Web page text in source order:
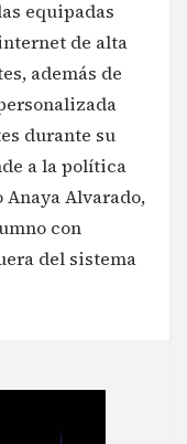
equipadas
de alta
además de
durante su
a la política
Alvarado,
con
del sistema